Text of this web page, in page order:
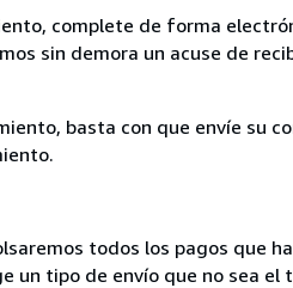
complete de forma
sin demora un acuse de
basta con que envíe su
todos los pagos que
un tipo de envío que no sea